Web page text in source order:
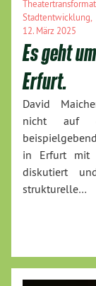
Stadtentwicklung
12. März 2025
Es geht
Erfurt.
David
nicht auf
in Erfurt mit
diskutiert
strukturelle…